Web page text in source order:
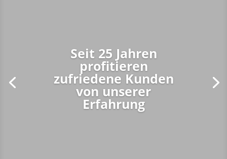
Seit 25 Jahren
profitieren
zufriedene Kunden
von unserer
Erfahrung